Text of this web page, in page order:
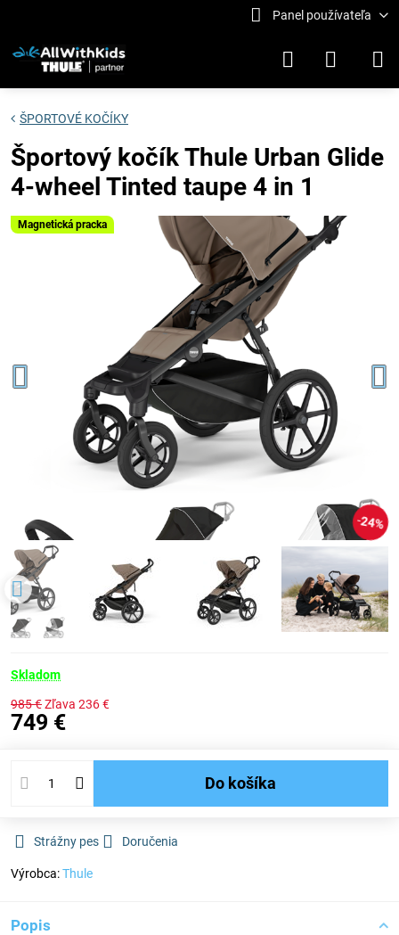
Panel používateľa
Magnetická pracka
24%
ŠPORTOVÉ KOČÍKY
Športový kočík Thule Urban Glide
4-wheel Tinted taupe 4 in 1
Skladom
985 €Zľava 236 €
749 €
Do košíka
Strážny pes Doručenia
Výrobca:Thule
Popis